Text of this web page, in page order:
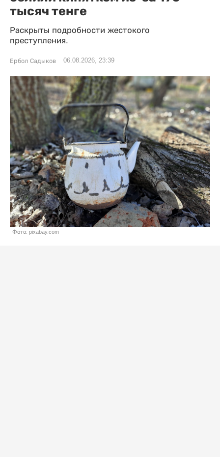
тысяч тенге
Раскрыты подробности жестокого
преступления.
Ербол Садыков 06.08.2026, 23:39
Фото: pixabay.com